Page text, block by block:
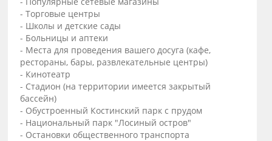
- Торговые центры
- Школы и детские сады
- Больницы и аптеки
- Места для проведения вашего досуга (кафе,
рестораны, бары, развлекательные центры)
- Кинотеатр
- Стадион (на территории имеется закрытый
бассейн)
- Обустроенный Костинский парк с прудом
- Национальный парк "Лосиный остров"
- Остановки общественного транспорта